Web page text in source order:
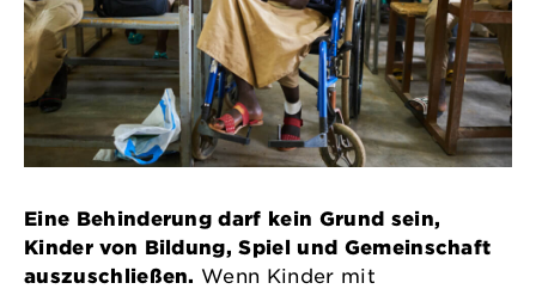
Eine Behinderung darf kein Grund sein,
Kinder von Bildung, Spiel und Gemeinschaft
auszuschließen. Wenn Kinder mit